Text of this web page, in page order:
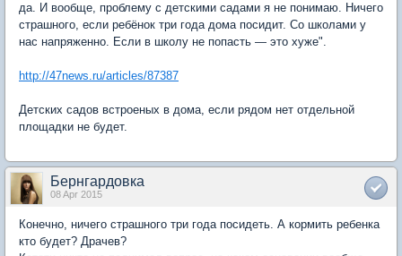
да. И вообще, проблему с детскими садами я не понимаю. Ничего
страшного, если ребёнок три года дома посидит. Со школами у
нас напряженно. Если в школу не попасть — это хуже".
http://47news.ru/articles/87387
Детских садов встроеных в дома, если рядом нет отдельной
площадки не будет.
Бернгардовка
08 Apr 2015
Конечно, ничего страшного три года посидеть. А кормить ребенка
кто будет? Драчев?